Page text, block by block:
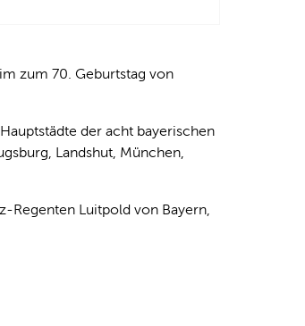
zum 70. Geburtstag von
der acht bayerischen
Landshut, München,
Regenten Luitpold von Bayern,